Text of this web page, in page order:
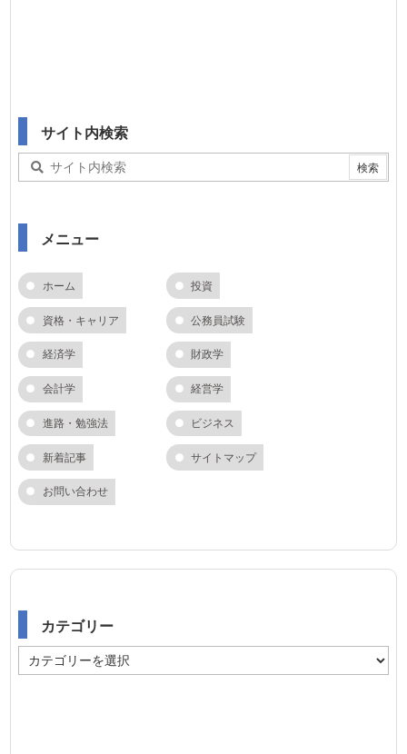
サイト内検索
メニュー
ホーム 投資
資格・キャリア 公務員試験
経済学 財政学
会計学 経営学
進路・勉強法 ビジネス
新着記事 サイトマップ
お問い合わせ
カテゴリー
テ